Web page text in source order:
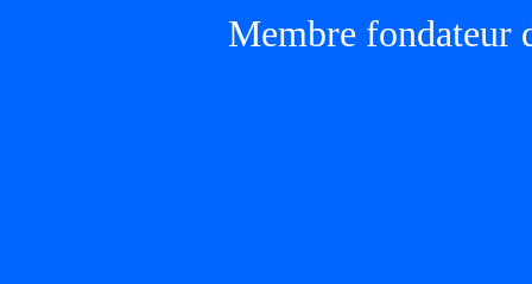
Membre fondateur